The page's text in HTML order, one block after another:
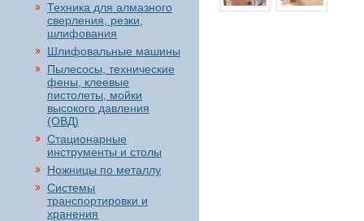
Техника для алмазного
сверления, резки,
шлифования
Шлифовальные машины
Пылесосы, технические
фены, клеевые
пистолеты, мойки
высокого давления
(ОВД)
Стационарные
инструменты и столы
Ножницы по металлу
Системы
транспортировки и
хранения